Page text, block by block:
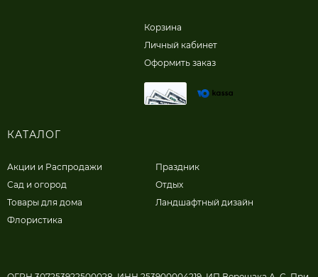
Корзина
Личный кабинет
Оформить заказ
КАТАЛОГ
Акции и Распродажи
Сад и огород
Товары для дома
Флористика
Праздник
Отдых
Ландшафтный дизайн